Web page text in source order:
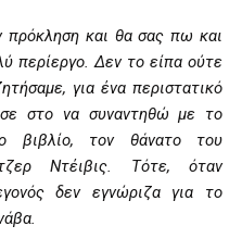
και θα σας πω και
περίεργο. Δεν το είπα ούτε
για ένα περιστατικό
στο να συναντηθώ με το
βιβλίο, τον θάνατο του
Ντέιβις. Τότε, όταν
δεν εγνώριζα για το